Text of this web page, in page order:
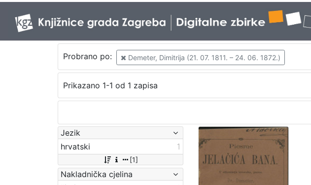
Probrano po: Demeter, Dimitrija (21. 07. 1811. – 24. 06. 1872.)
Prikazano 1-1 od 1 zapisa
Jezik
hrvatski
1
[1]
Nakladnička cjelina